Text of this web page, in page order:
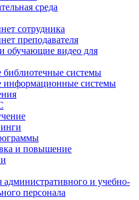
среда
сотрудника
преподавателя
обучающие видео для
системы
информационные системы
и повышение
административного и учебно-
персонала